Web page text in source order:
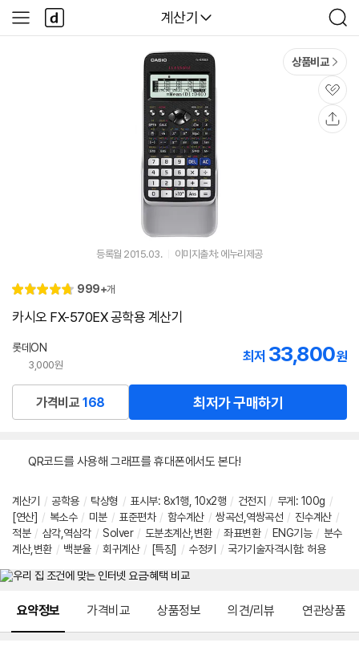
다나와
계산기
검
색
사
이
다
나
와
상품비교
관
심
등록월 2015.03. 이미지출처: 에누리제공
별
점
4.
리
999+개
카시오 FX-570EX 공학용 계산기
롯데ON
3,000원
최저 33,800원
가격비교 168 최저가 구매하기
QR코드를 사용해 그래프를 휴대폰에서도 본다!
계산기 / 공학용 / 탁상형 / 표시부: 8x1행 10x2행 / 건전지 / 무게 : 100g /
[연산] / 복소수 / 미분 / 표준편차 / 함수계산 / 쌍곡선,역쌍곡선 / 진수계산 /
적분 / 삼각,역삼각 / Solver / 도분초계산,변환 / 좌표변환 / ENG기능 / 분수
계산,변환 / 백분율 / 회귀계산 / [특징] / 수정키 / 국가기술자격시험: 허용
요약정보 가격비교 상품정보 의견/리뷰 연관상품